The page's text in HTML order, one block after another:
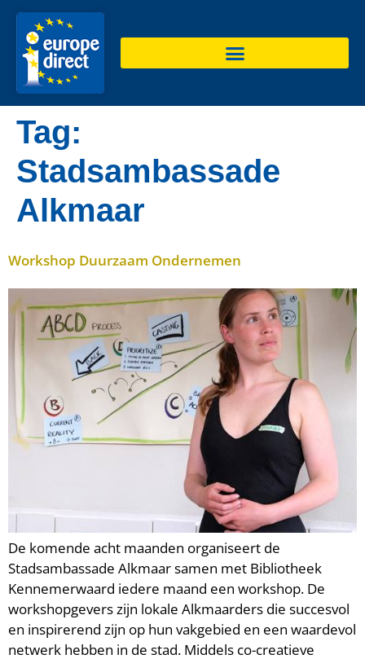
de
inhoud
Tag:
Stadsambassade
Alkmaar
Workshop Duurzaam Ondernemen
De komende acht maanden organiseert de
Stadsambassade Alkmaar samen met Bibliotheek
Kennemerwaard iedere maand een workshop. De
workshopgevers zijn lokale Alkmaarders die succesvol
en inspirerend zijn op hun vakgebied en een waardevol
netwerk hebben in de stad. Middels co-creatieve